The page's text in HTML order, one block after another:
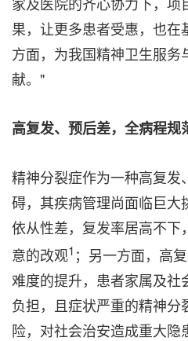
果，让更多患者受惠，也
方面，为我国精神卫生服务
献。"
高复发、预后差，全病程规
精神分裂症作为一种高复发
碍，其疾病管理尚面临巨大
依从性差，复发率居高不下
意的改观1 ；另一方面，高
难度的提升，患者家属及
负担，且症状严重的精神
险，对社会治安造成重大隐